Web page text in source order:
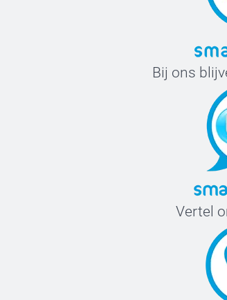
Bij ons
Vertel